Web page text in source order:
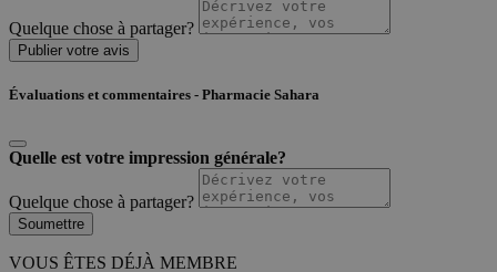
Quelque chose à partager?
Publier votre avis
Évaluations et commentaires - Pharmacie Sahara
Quelle est votre impression générale?
Quelque chose à partager?
Soumettre
VOUS ÊTES DÉJÀ MEMBRE